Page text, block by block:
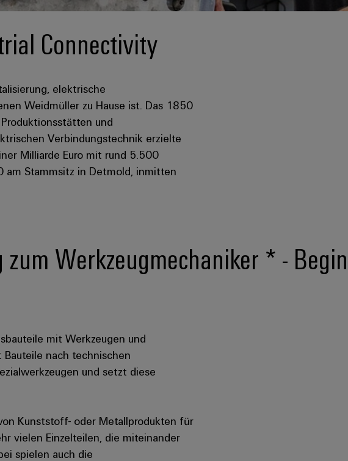
Connectivity
elektrische
Weidmüller zu Hause ist. Das 1850
und
Verbindungstechnik erzielte
Milliarde Euro mit rund 5.500
Stammsitz in Detmold, inmitten
Werkzeugmechaniker * -
mit Werkzeugen und
nach technischen
und setzt diese
Kunststoff- oder Metallprodukten für
vielen Einzelteilen, die miteinander
spielen auch die